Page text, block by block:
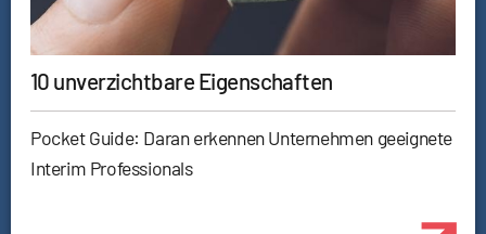
10 unverzichtbare Eigenschaften
Pocket Guide: Daran erkennen Unternehmen geeignete
Interim Professionals